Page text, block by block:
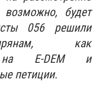
будет
056 решили
как
на E-DEM и
петиции.